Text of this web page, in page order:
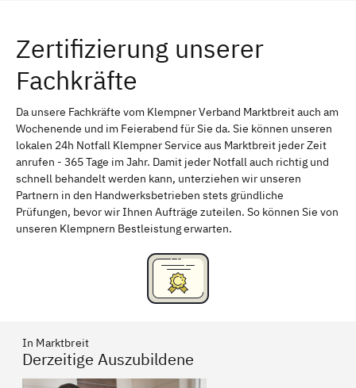
Erlangen Bamberg
Bayreuth
Schweinfurt Passau
Freising Rudelsdorf, Mittelfranken
Zertifizierung unserer
Fachkräfte
Da unsere Fachkräfte vom Klempner Verband Marktbreit auch am
Wochenende und im Feierabend für Sie da. Sie können unseren
lokalen 24h Notfall Klempner Service aus Marktbreit jeder Zeit
anrufen - 365 Tage im Jahr. Damit jeder Notfall auch richtig und
schnell behandelt werden kann, unterziehen wir unseren
Partnern in den Handwerksbetrieben stets gründliche
Prüfungen, bevor wir Ihnen Aufträge zuteilen. So können Sie von
unseren Klempnern Bestleistung erwarten.
In Marktbreit
Derzeitige Auszubildene